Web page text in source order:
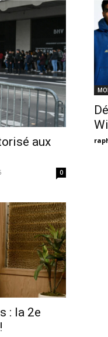
aux
0
: la 2e